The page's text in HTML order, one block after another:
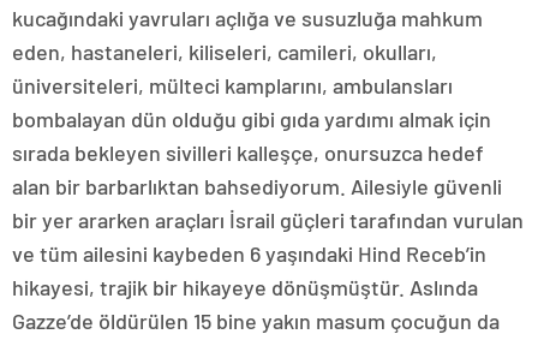
kucağındaki yavruları açlığa ve susuzluğa mahkum
eden, hastaneleri, kiliseleri, camileri, okulları,
üniversiteleri, mülteci kamplarını, ambulansları
bombalayan dün olduğu gibi gıda yardımı almak için
sırada bekleyen sivilleri kalleşçe, onursuzca hedef
alan bir barbarlıktan bahsediyorum. Ailesiyle güvenli
bir yer ararken araçları İsrail güçleri tarafından vurulan
ve tüm ailesini kaybeden 6 yaşındaki Hind Receb’in
hikayesi, trajik bir hikayeye dönüşmüştür. Aslında
Gazze’de öldürülen 15 bine yakın masum çocuğun da